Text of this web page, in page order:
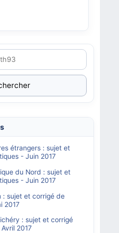
étrangers : sujet et
- Juin 2017
du Nord : sujet et
- Juin 2017
: sujet et corrigé de
2017
: sujet et corrigé
2017